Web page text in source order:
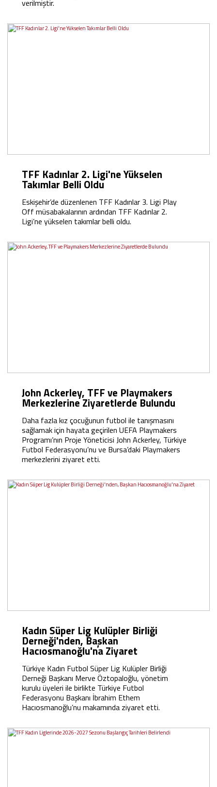
verilmiştir.
TFF Kadınlar 2. Ligi'ne Yükselen
Takımlar Belli Oldu
Eskişehir’de düzenlenen TFF Kadınlar 3. Ligi Play
Off müsabakalarının ardından TFF Kadınlar 2.
Ligi’ne yükselen takımlar belli oldu.
John Ackerley, TFF ve Playmakers
Merkezlerine Ziyaretlerde Bulundu
Daha fazla kız çocuğunun futbol ile tanışmasını
sağlamak için hayata geçirilen UEFA Playmakers
Programı’nın Proje Yöneticisi John Ackerley, Türkiye
Futbol Federasyonu’nu ve Bursa’daki Playmakers
merkezlerini ziyaret etti.
Kadın Süper Lig Kulüpler Birliği
Derneği'nden, Başkan
Hacıosmanoğlu'na Ziyaret
Türkiye Kadın Futbol Süper Lig Kulüpler Birliği
Derneği Başkanı Merve Öztopaloğlu, yönetim
kurulu üyeleri ile birlikte Türkiye Futbol
Federasyonu Başkanı İbrahim Ethem
Hacıosmanoğlu’nu makamında ziyaret etti.